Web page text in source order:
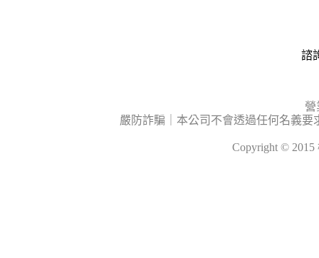
諮
營
嚴防詐騙｜本公司不會透過任何名義
Copyright ©